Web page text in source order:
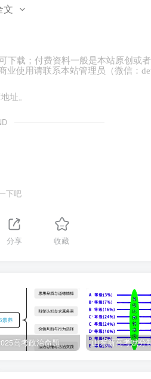
可以考进名校的孩子，本身都是
。
可能带来很好的资源，对孩子未
上学，考上名校，也许就是我们
文
下载；付费资料一般是本站原创或
业使用请联系本站管理员（微信：
址。
下吧
分享 收藏
2025高考政治命题纲要解读 山东新高考赋分